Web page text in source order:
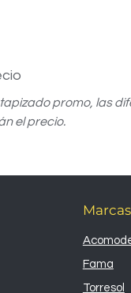
promo, las
el precio.
Marcas
Fama
Torresol